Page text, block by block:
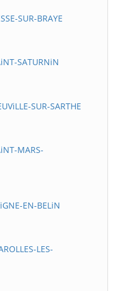
SUR-BRAYE
SATURNiN
SUR-SARTHE
MARS-
EN-BELiN
LES-